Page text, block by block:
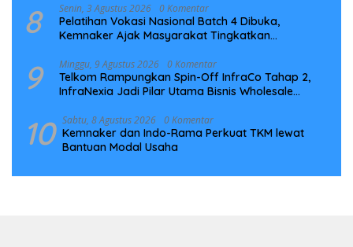
8 Senin, 3 Agustus 2026 0 Komentar
Pelatihan Vokasi Nasional Batch 4 Dibuka,
Kemnaker Ajak Masyarakat Tingkatkan
9 Minggu, 9 Agustus 2026 0 Komentar
Telkom Rampungkan Spin-Off InfraCo Tahap 2,
InfraNexia Jadi Pilar Utama Bisnis Wholesale
10 Sabtu, 8 Agustus 2026 0 Komentar
Kemnaker dan Indo-Rama Perkuat TKM lewat
Bantuan Modal Usaha